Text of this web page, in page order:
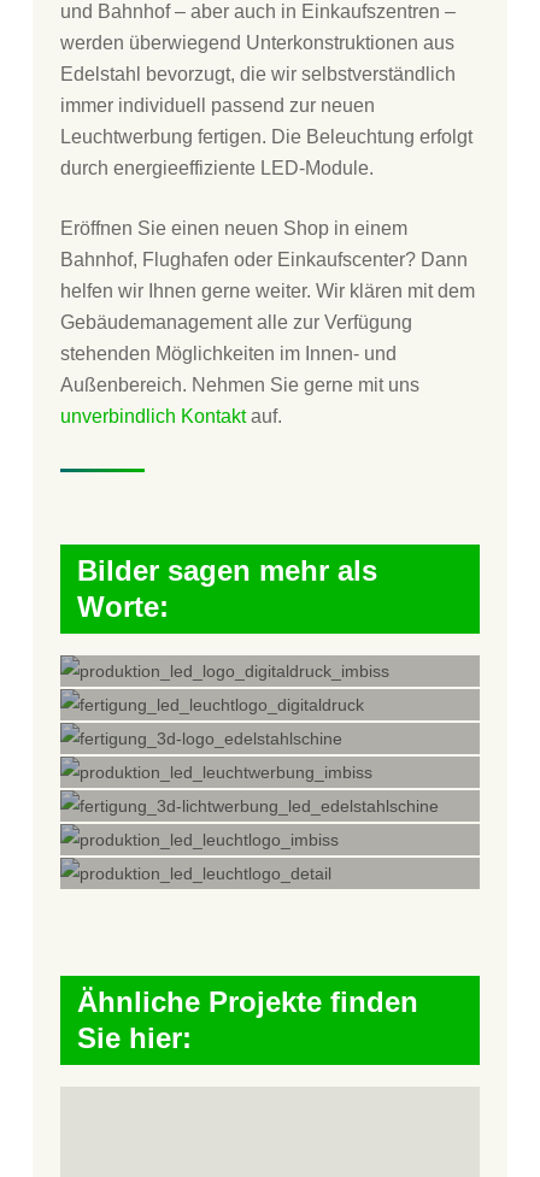
und Bahnhof – aber auch in Einkaufszentren –
werden überwiegend Unterkonstruktionen aus
Edelstahl bevorzugt, die wir selbstverständlich
immer individuell passend zur neuen
Leuchtwerbung fertigen. Die Beleuchtung erfolgt
durch energieeffiziente LED-Module.
Eröffnen Sie einen neuen Shop in einem
Bahnhof, Flughafen oder Einkaufscenter? Dann
helfen wir Ihnen gerne weiter. Wir klären mit dem
Gebäudemanagement alle zur Verfügung
stehenden Möglichkeiten im Innen- und
Außenbereich. Nehmen Sie gerne mit uns
unverbindlich Kontaktauf.
Bilder sagen mehr als
Worte:
Ähnliche Projekte finden
Sie hier: